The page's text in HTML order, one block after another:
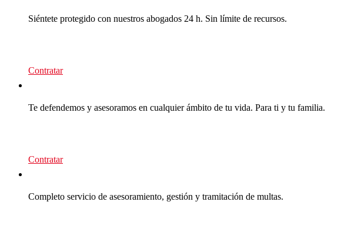
Siéntete protegido con nuestros abogados 24 h. Sin límite de recursos.
Contratar
Te defendemos y asesoramos en cualquier ámbito de tu vida. Para ti y tu familia.
Contratar
Completo servicio de asesoramiento, gestión y tramitación de multas.